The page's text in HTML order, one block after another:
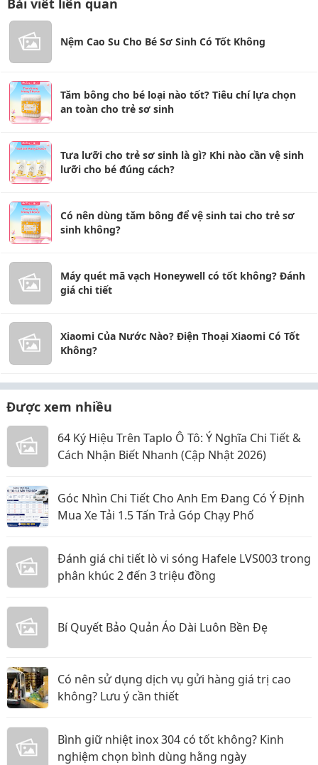
Nệm Cao Su Cho Bé Sơ Sinh Có Tốt Không
Tăm bông cho bé loại nào tốt? Tiêu chí lựa chọn
an toàn cho trẻ sơ sinh
Tưa lưỡi cho trẻ sơ sinh là gì? Khi nào cần vệ sinh
lưỡi cho bé đúng cách?
Có nên dùng tăm bông để vệ sinh tai cho trẻ sơ
sinh không?
Máy quét mã vạch Honeywell có tốt không? Đánh
giá chi tiết
Xiaomi Của Nước Nào? Điện Thoại Xiaomi Có Tốt
Không?
Được xem nhiều
64 Ký Hiệu Trên Taplo Ô Tô: Ý Nghĩa Chi Tiết &
Cách Nhận Biết Nhanh (Cập Nhật 2026)
Góc Nhìn Chi Tiết Cho Anh Em Đang Có Ý Định
Mua Xe Tải 1.5 Tấn Trả Góp Chạy Phố
Đánh giá chi tiết lò vi sóng Hafele LVS003 trong
phân khúc 2 đến 3 triệu đồng
Bí Quyết Bảo Quản Áo Dài Luôn Bền Đẹ
Có nên sử dụng dịch vụ gửi hàng giá trị cao
không? Lưu ý cần thiết
Bình giữ nhiệt inox 304 có tốt không? Kinh
nghiệm chọn bình dùng hằng ngày